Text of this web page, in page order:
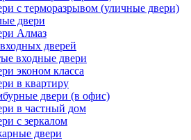
с терморазрывом (уличные двери)
двери
Алмаз
дверей
входные двери
эконом класса
в квартиру
двери (в офис)
в частный дом
с зеркалом
двери